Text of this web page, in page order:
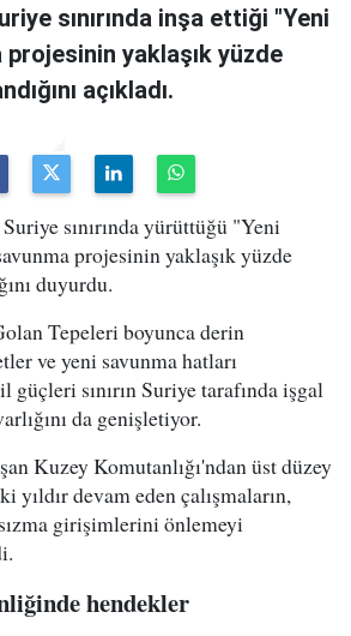
sınırında inşa ettiği "Yeni
projesinin yaklaşık yüzde
açıkladı.
sınırında yürüttüğü "Yeni
projesinin yaklaşık yüzde
duyurdu.
Tepeleri boyunca derin
ve yeni savunma hatları
sınırın Suriye tarafında işgal
da genişletiyor.
Kuzey Komutanlığı'ndan üst düzey
yıldır devam eden çalışmaların,
sızma girişimlerini önlemeyi
hendekler